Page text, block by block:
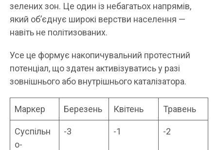
зелених зон. Це один із небагатьох напрямів,
який об’єднує широкі верстви населення —
навіть не політизованих.
Усе це формує накопичувальний протестний
потенціал, що здатен активізуватись у разі
зовнішнього або внутрішнього каталізатора.
Маркер Березень Квітень Травень
Суспільн
о-
-3 -1 -2